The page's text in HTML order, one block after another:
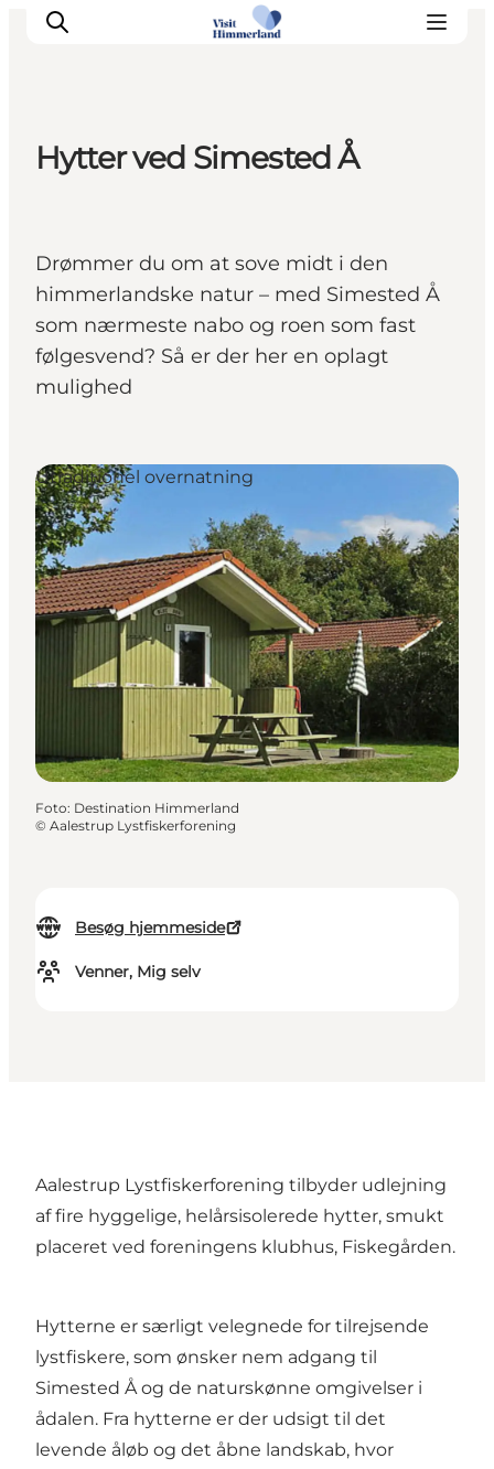
Himmerlandsbyer
DET SKER
Planlæg din ferie
Book Oplevelser
Praktisk info
Hytter ved Simested Å
Drømmer du om at sove midt i den
himmerlandske natur – med Simested Å
som nærmeste nabo og roen som fast
følgesvend? Så er der her en oplagt
mulighed
Besøg hjemmeside
Venner, Mig selv
Utraditionel overnatning
Foto: Destination Himmerland
© Aalestrup Lystfiskerforening
Aalestrup Lystfiskerforening tilbyder udlejning
af fire hyggelige, helårsisolerede hytter, smukt
placeret ved foreningens klubhus, Fiskegården.
Hytterne er særligt velegnede for tilrejsende
lystfiskere, som ønsker nem adgang til
Simested Å og de naturskønne omgivelser i
ådalen. Fra hytterne er der udsigt til det
levende åløb og det åbne landskab, hvor